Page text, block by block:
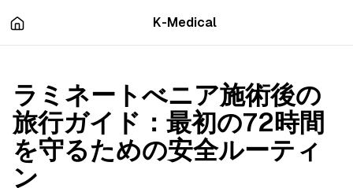
K-Medical
ラミネートべニア施術後の
旅行ガイド：最初の72時間
を守るための安全ルーティ
ン